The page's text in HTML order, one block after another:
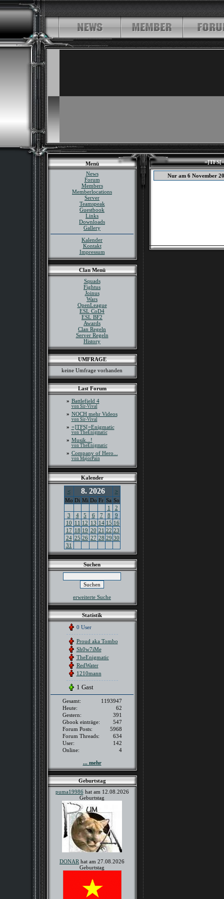
Menü
News
Forum
Members
Memberlocations
Server
Teamspeak
Guestbook
Links
Downloads
Gallery
Kalender
Kontakt
Impressum
Clan Menü
Squads
Fightus
Joinus
Wars
OpenLeague
ESL CoD4
ESL BF2
Awards
Clan Regeln
Server Regeln
History
UMFRAGE
keine Umfrage vorhanden
Last Forum
» Battlefield 4
von Sir-Vival
» NOCH mehr Videos
von Sir-Vival
» =]TFS[=Enigmatic
von TheEnigmatic
» Musik...!
von TheEnigmatic
» Company of Hero...
von MajorPain
Kalender
< 8. 2026
>
Mo Di Mi Do Fr Sa So
1
2
3
4 5 6 7 8
9
10 11 12 13 14 15 16
17 18 19 20 21 22 23
24 25 26 27 28 29 30
31
Suchen
erweiterte Suche
Statistik
0 User
Proud aka Tombo
Sh0w7iMe
TheEnigmatic
RedWater
1210mann
1 Gast
Gesamt:
1193947
Heute:
62
Gestern:
391
Gbook einträge:
547
Forum Posts:
5968
Forum Threads:
634
User:
142
Online:
4
... mehr
Geburtstag
puma19986hat am 12.08.2026
Geburtstag
DONAR hat am 27.08.2026
Geburtstag
Nur am 6 November